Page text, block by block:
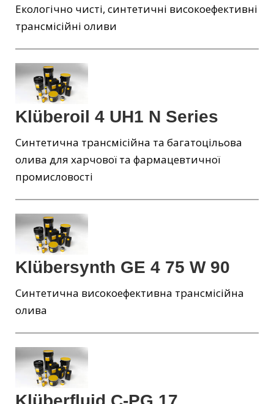
Екологічно чисті, синтетичні високоефективні
трансмісійні оливи
Klüberoil 4 UH1 N Series
Синтетична трансмісійна та багатоцільова
олива для харчової та фармацевтичної
промисловості
Klübersynth GE 4 75 W 90
Синтетична високоефективна трансмісійна
олива